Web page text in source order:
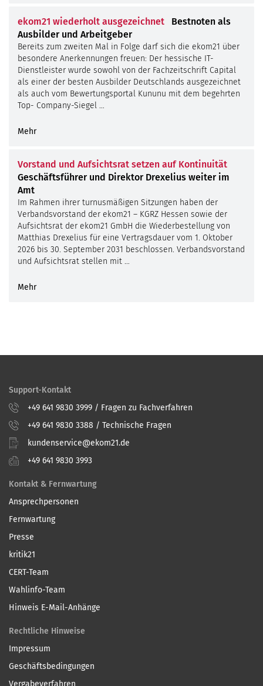
ekom21 wiederholt ausgezeichnet
Bestnoten als
Ausbilder und Arbeitgeber
Bereits zum zweiten Mal in Folge darf sich die ekom21 über
besondere Anerkennungen freuen: Der hessische IT-
Dienstleister wurde sowohl von der Fachzeitschrift Capital
als einer der besten Ausbilder Deutschlands ausgezeichnet
als auch vom Bewertungsportal Kununu mit dem begehrten
Top- Company-Siegel …
Mehr
Vorstand und Aufsichtsrat setzen auf Kontinuität
Geschäftsführer und Direktor Drexelius weiter im
Amt
Im Rahmen ihrer turnusmäßigen Sitzungen haben der
Verbandsvorstand der ekom21 – KGRZ Hessen sowie der
Aufsichtsrat der ekom21 GmbH die Wiederbestellung von
Matthias Drexelius für eine Vertragsdauer vom 1. Oktober
2026 bis 30. September 2031 beschlossen. Verbandsvorstand
und Aufsichtsrat stellen mit …
Mehr
Support-Kontakt
+49 641 9830 3999 / Fragen zu Fachverfahren
+49 641 9830 3388 / Technische Fragen
kundenservice@ekom21.de
+49 641 9830 3993
Kontakt & Fernwartung
Ansprechpersonen
Fernwartung
Presse
kritik21
CERT-Team
Wahlinfo-Team
Hinweis E-Mail-Anhänge
Rechtliche Hinweise
Impressum
Geschäftsbedingungen
Vergabeverfahren